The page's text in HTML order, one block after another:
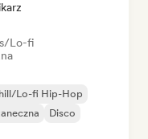
Lo-fi
Lo-fi Hip-Hop
Disco